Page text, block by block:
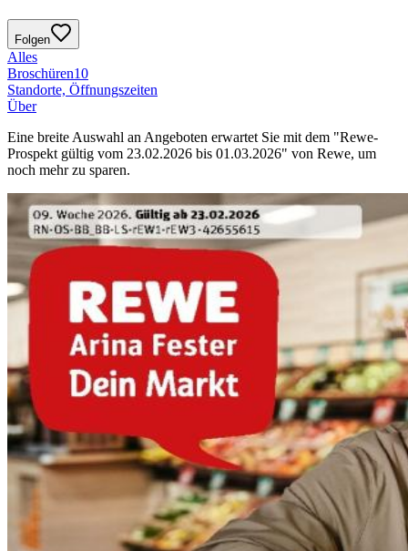
Folgen
Alles
Broschüren10
Standorte, Öffnungszeiten
Über
Eine breite Auswahl an Angeboten erwartet Sie mit dem "Rewe-
Prospekt gültig vom 23.02.2026 bis 01.03.2026" von Rewe, um
noch mehr zu sparen.